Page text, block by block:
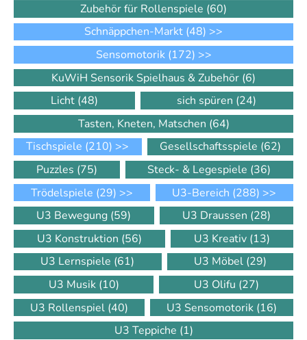
Zubehör für Rollenspiele (60)
Schnäppchen-Markt (48) >>
Sensomotorik (172) >>
KuWiH Sensorik Spielhaus & Zubehör (6)
Licht (48) sich spüren (24)
Tasten, Kneten, Matschen (64)
Tischspiele (210) >> Gesellschaftsspiele (62)
Puzzles (75) Steck- & Legespiele (36)
Trödelspiele (29) >> U3-Bereich (288) >>
U3 Bewegung (59) U3 Draussen (28)
U3 Konstruktion (56) U3 Kreativ (13)
U3 Lernspiele (61) U3 Möbel (29)
U3 Musik (10) U3 Olifu (27)
U3 Rollenspiel (40) U3 Sensomotorik (16)
U3 Teppiche (1)